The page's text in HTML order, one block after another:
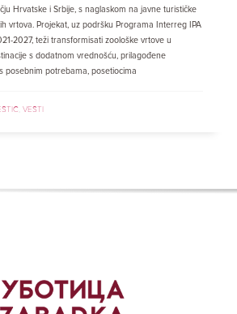
Hrvatske i Srbije, s naglaskom na javne turističke
vrtova. Projekat, uz podršku Programa Interreg IPA
2027, teži transformisati zoološke vrtove u
s dodatnom vrednošću, prilagođene
posebnim potrebama, posetiocima
VESTI